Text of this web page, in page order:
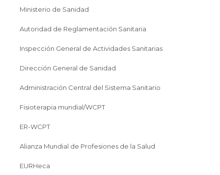
Ministerio de Sanidad
Autoridad de Reglamentación Sanitaria
Inspección General de Actividades Sanitarias
Dirección General de Sanidad
Administración Central del Sistema Sanitario
Fisioterapia mundial/WCPT
ER-WCPT
Alianza Mundial de Profesiones de la Salud
EURHeca